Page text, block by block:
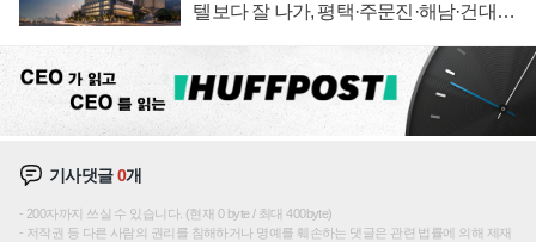
텔보다 잘 나가, 평택·주문진·해남·건대로
기사댓글0개
200자까지 쓰실 수 있습니다. (현재 0 byte / 최대 400byte)
저작권 등 다른 사람의 권리를 침해하거나 명예를 훼손하는 댓글은 관련 법률에 의해 제재